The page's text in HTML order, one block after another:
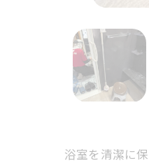
浴室を清潔に